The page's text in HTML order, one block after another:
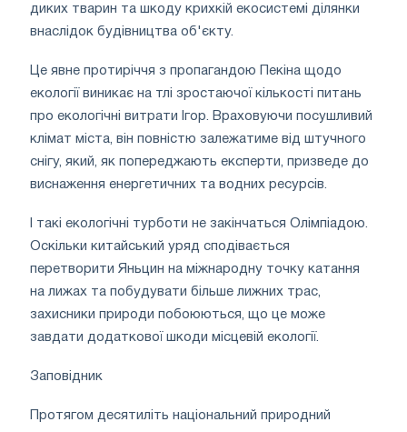
диких тварин та шкоду крихкій екосистемі ділянки
внаслідок будівництва об'єкту.
Це явне протиріччя з пропагандою Пекіна щодо
екології виникає на тлі зростаючої кількості питань
про екологічні витрати Ігор. Враховуючи посушливий
клімат міста, він повністю залежатиме від штучного
снігу, який, як попереджають експерти, призведе до
виснаження енергетичних та водних ресурсів.
І такі екологічні турботи не закінчаться Олімпіадою.
Оскільки китайський уряд сподівається
перетворити Яньцин на міжнародну точку катання
на лижах та побудувати більше лижних трас,
захисники природи побоюються, що це може
завдати додаткової шкоди місцевій екології.
Заповідник
Протягом десятиліть національний природний